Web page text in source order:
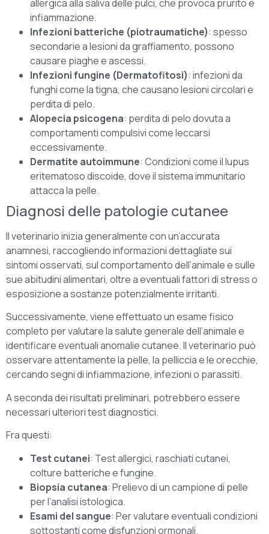
allergica alla saliva delle pulci, che provoca prurito e
infiammazione.
Infezioni batteriche (piotraumatiche): spesso
secondarie a lesioni da graffiamento, possono
causare piaghe e ascessi.
Infezioni fungine (Dermatofitosi): infezioni da
funghi come la tigna, che causano lesioni circolari e
perdita di pelo.
Alopecia psicogena: perdita di pelo dovuta a
comportamenti compulsivi come leccarsi
eccessivamente.
Dermatite autoimmune: Condizioni come il lupus
eritematoso discoide, dove il sistema immunitario
attacca la pelle.
Diagnosi delle patologie cutanee
Il veterinario inizia generalmente con un’accurata
anamnesi, raccogliendo informazioni dettagliate sui
sintomi osservati, sul comportamento dell’animale e sulle
sue abitudini alimentari, oltre a eventuali fattori di stress o
esposizione a sostanze potenzialmente irritanti.
Successivamente, viene effettuato un esame fisico
completo per valutare la salute generale dell’animale e
identificare eventuali anomalie cutanee. Il veterinario può
osservare attentamente la pelle, la pelliccia e le orecchie,
cercando segni di infiammazione, infezioni o parassiti.
A seconda dei risultati preliminari, potrebbero essere
necessari ulteriori test diagnostici.
Fra questi:
Test cutanei: Test allergici, raschiati cutanei,
colture batteriche e fungine.
Biopsia cutanea: Prelievo di un campione di pelle
per l’analisi istologica.
Esami del sangue: Per valutare eventuali condizioni
sottostanti come disfunzioni ormonali.